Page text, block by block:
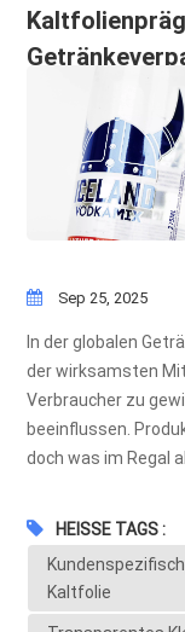
Sep 25, 2025
In der globalen
der wirksamsten
Verbraucher zu
beeinflussen.
doch was im Regal
sich transparente
Kaltfolienprägung
etabliert. Was
HEISSE TAGS :
Kaltfolie